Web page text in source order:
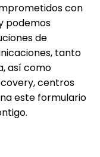
con
podemos
de
tanto
así como
centros
este formulario